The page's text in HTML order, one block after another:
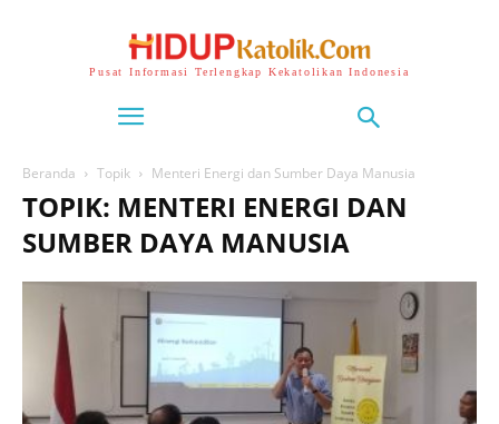
Pusat Informasi Terlengkap Kekatolikan Indonesia
Beranda Topik Menteri Energi dan Sumber Daya Manusia
TOPIK: MENTERI ENERGI DAN
SUMBER DAYA MANUSIA